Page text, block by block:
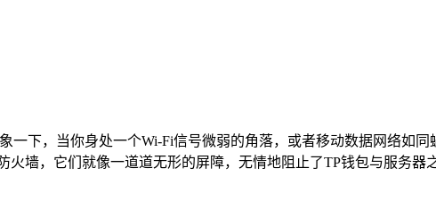
一下，当你身处一个Wi-Fi信号微弱的角落，或者移动数据网络如
墙，它们就像一道道无形的屏障，无情地阻止了TP钱包与服务器